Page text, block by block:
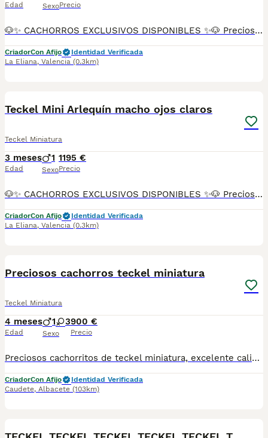
Edad SexoPrecio
🐶✨ CACHORROS EXCLUSIVOS DISPONIBLES ✨🐶 Preciosos cachorros criados en ambiente familiar, rodeados de amor y cuidados desde el primer día ❤️ Totalmente socializados, cariñosos y acostumbrados al contacto con personas. 📦 Se entregan con todas las garantías: ✔️ Cartilla sanitaria ✔️ Vacunación al día 💉 ✔️ Desparasitación completa ✅ ✔️ Garantía vírica 😷 ✔️ Garantía congénita 👌 ✔️ Contrato de entrega ✍️ 📸 Síguenos en Instagram: @fincapaunais para ver fotos y vídeos reales ⚠️ Disponibilidad limitada ⚠️ Se reservan rápido. 📲 Contacto directo por WhatsApp: 671 454 202 Solo personas responsables
CriadorCon Afijo
Identidad Verificada
La Eliana, Valencia (0.3km)
Teckel Mini Arlequín macho ojos claros
Teckel Miniatura
3 meses
Edad
1
Sexo
1195 €
Precio
🐶✨ CACHORROS EXCLUSIVOS DISPONIBLES ✨🐶 Preciosos cachorros criados en ambiente familiar, rodeados de amor y cuidados desde el primer día ❤️ Totalmente socializados, cariñosos y acostumbrados al contacto con personas. 📦 Se entregan con todas las garantías: ✔️ Cartilla sanitaria ✔️ Vacunación al día 💉 ✔️ Desparasitación completa ✅ ✔️ Garantía vírica 😷 ✔️ Garantía congénita 👌 ✔️ Contrato de entrega ✍️ 📸 Síguenos en Instagram: @fincapaunais para ver fotos y vídeos reales ⚠️ Disponibilidad limitada ⚠️ Se reservan rápido. 📲 Contacto directo por WhatsApp: 671 454 202 Solo personas responsables
CriadorCon Afijo
Identidad Verificada
La Eliana, Valencia (0.3km)
Preciosos cachorros teckel miniatura
Teckel Miniatura
4 meses
Edad
1 3
Sexo
900 €
Precio
Preciosos cachorritos de teckel miniatura, excelente calidad, merle plata, merle chocolate y color jabalí, con magnífico carácter gracias a su perfecta sociabilización desde 900
CriadorCon Afijo
Identidad Verificada
Caudete, Albacete (103km)